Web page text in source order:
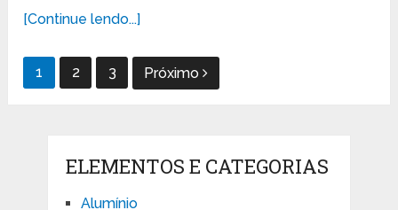
[Continue lendo...]
Paginação
1 2 3 Próximo
ELEMENTOS E CATEGORIAS
Alumínio